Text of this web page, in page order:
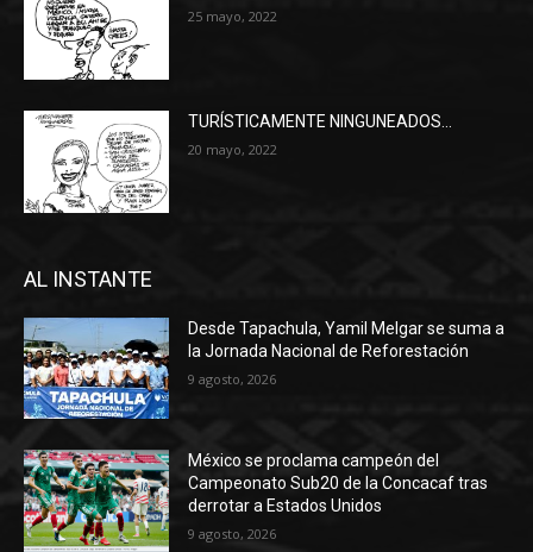
25 mayo, 2022
TURÍSTICAMENTE NINGUNEADOS…
20 mayo, 2022
AL INSTANTE
Desde Tapachula, Yamil Melgar se suma a
la Jornada Nacional de Reforestación
9 agosto, 2026
México se proclama campeón del
Campeonato Sub20 de la Concacaf tras
derrotar a Estados Unidos
9 agosto, 2026